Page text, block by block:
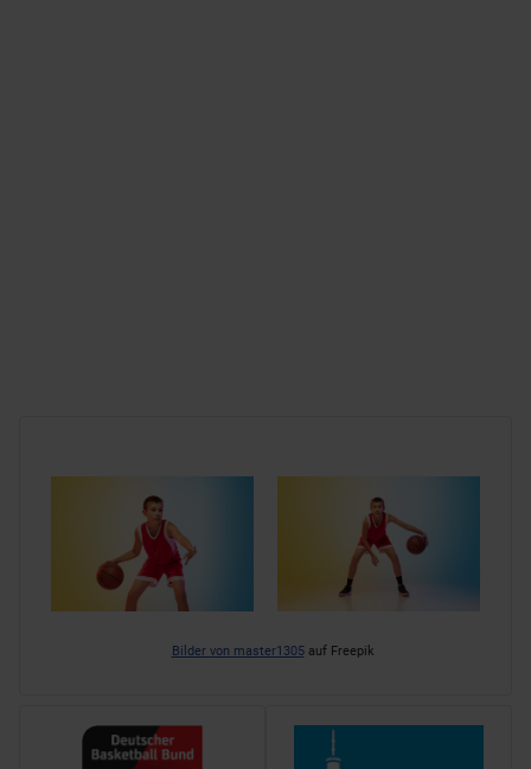
Bilder von master1305auf Freepik